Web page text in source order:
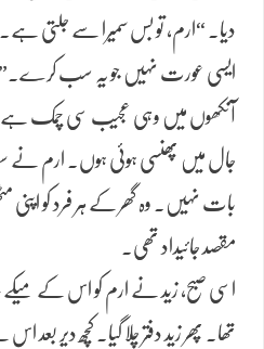
دیا۔ “ارم، تو بس سمیرا سے جلتی
ایسی عورت نہیں جو یہ سب کرے۔”
آنکھوں میں وہی عجیب سی چمک ہے،
جال میں پھنسی ہوئی ہوں۔ ارم نے سوچا
بات نہیں۔ وہ گھر کے ہر فرد کو اپنی
مقصد جائیداد تھی۔
اسی صبح، زید نے ارم کو اس کے میکے
تھا۔ پھر زید دفتر چلا گیا۔ کچھ دیر بعد اس